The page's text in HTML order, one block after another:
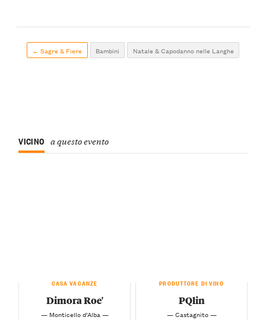
← Sagre & Fiere Bambini Natale & Capodanno nelle Langhe
VICINO a questo evento
CASA VACANZE
Dimora Roe'
— Monticello d’Alba —
PRODUTTORE DI VINO
PQlin
— Castagnito —